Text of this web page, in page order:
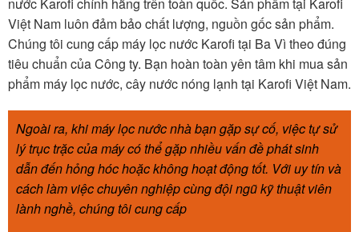
Việt Nam luôn đảm bảo chất lượng, nguồn gốc sản phẩm.
Chúng tôi cung cấp máy lọc nước Karofi tại Ba Vì theo đúng
tiêu chuẩn của Công ty. Bạn hoàn toàn yên tâm khi mua sản
phẩm máy lọc nước, cây nước nóng lạnh tại Karofi Việt Nam.
Ngoài ra, khi máy lọc nước nhà bạn gặp sự cố, việc tự sử
lý trục trặc của máy có thể gặp nhiều vấn đề phát sinh
dẫn đến hỏng hóc hoặc không hoạt động tốt. Với uy tín và
cách làm việc chuyên nghiệp cùng đội ngũ kỹ thuật viên
lành nghề, chúng tôi cung cấp